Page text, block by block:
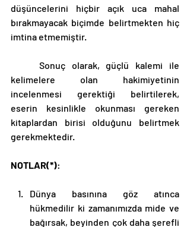
düşüncelerini hiçbir açık uca mahal
bırakmayacak biçimde belirtmekten hiç
imtina etmemiştir.
kelimelere olan hakimiyetinin
incelenmesi gerektiği belirtilerek,
eserin kesinlikle okunması gereken
kitaplardan birisi olduğunu belirtmek
gerekmektedir.
NOTLAR(*):
Dünya basınına göz atınca
hükmedilir ki zamanımızda mide ve
bağırsak, beyinden çok daha şerefli